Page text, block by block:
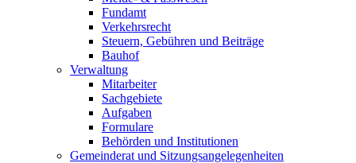
Fundamt
Verkehrsrecht
Steuern, Gebühren und Beiträge
Bauhof
Verwaltung
Mitarbeiter
Sachgebiete
Aufgaben
Formulare
Behörden und Institutionen
Gemeinderat und Sitzungsangelegenheiten